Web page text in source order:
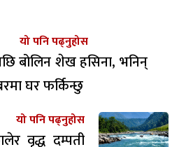
यो पनि पढ्नुहोस
बोलिन शेख हसिना, भनिन्
घर फर्किन्छु
यो पनि पढ्नुहोस
वृद्ध दम्पती